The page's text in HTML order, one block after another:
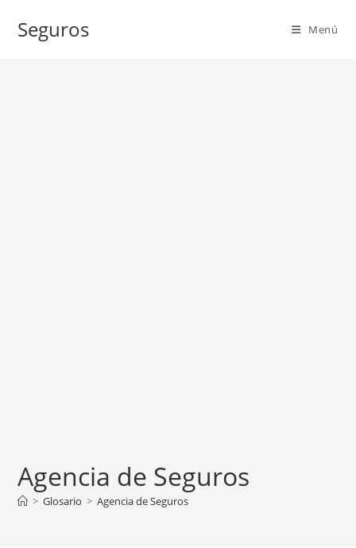
Seguros Menú
Agencia de Seguros
> Glosario > Agencia de Seguros